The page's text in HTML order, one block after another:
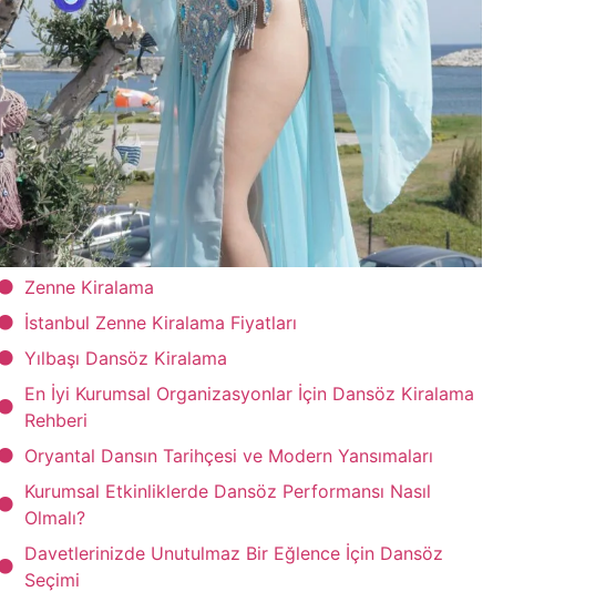
Zenne Kiralama
İstanbul Zenne Kiralama Fiyatları
Yılbaşı Dansöz Kiralama
En İyi Kurumsal Organizasyonlar İçin Dansöz Kiralama
Rehberi
Oryantal Dansın Tarihçesi ve Modern Yansımaları
Kurumsal Etkinliklerde Dansöz Performansı Nasıl
Olmalı?
Davetlerinizde Unutulmaz Bir Eğlence İçin Dansöz
Seçimi